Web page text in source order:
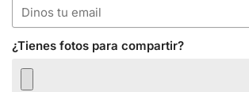
¿Tienes fotos para compartir?